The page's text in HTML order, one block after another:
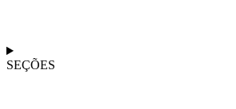
SEÇÕES